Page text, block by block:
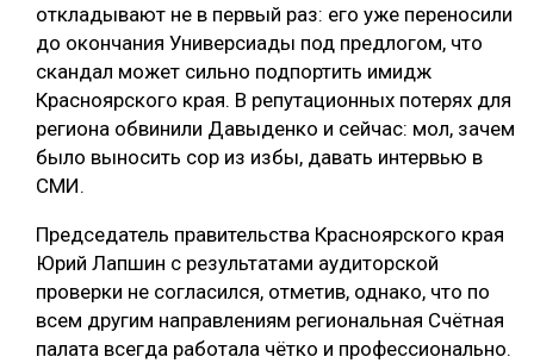
откладывают не в первый раз: его уже переносили
до окончания Универсиады под предлогом, что
скандал может сильно подпортить имидж
Красноярского края. В репутационных потерях для
региона обвинили Давыденко и сейчас: мол, зачем
было выносить сор из избы, давать интервью в
СМИ.
Председатель правительства Красноярского края
Юрий Лапшин с результатами аудиторской
проверки не согласился, отметив, однако, что по
всем другим направлениям региональная Счётная
палата всегда работала чётко и профессионально.